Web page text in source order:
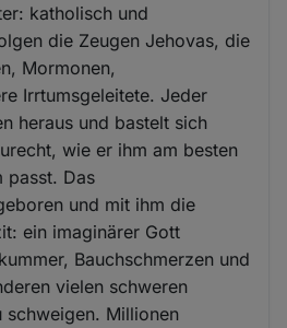
katholisch und
die Zeugen Jehovas, die
Mormonen,
Irrtumsgeleitete. Jeder
heraus und bastelt sich
wie er ihm am besten
passt. Das
und mit ihm die
ein imaginärer Gott
Bauchschmerzen und
vielen schweren
schweigen. Millionen